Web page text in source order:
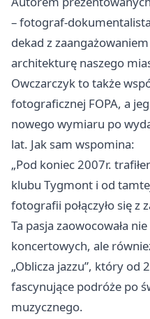
– fotograf-
dekad z
architekturę naszego
Owczarczyk to także
fotograficznej FOPA, a
nowego wymiaru po
lat. Jak sam wspomina:
„Pod koniec 2007r.
klubu Tygmont i od
fotografii połączyło się z
Ta pasja zaowocowała
koncertowych, ale
„Oblicza jazzu”, który
fascynujące podróże po
muzycznego.